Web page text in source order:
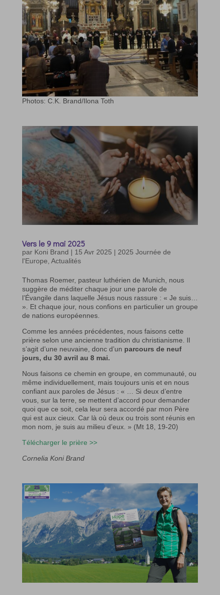
Photos: C.K. Brand/Ilona Toth
Vers le 9 mai 2025
par Koni Brand | 15 Avr 2025 | 2025 Journée de
l'Europe, Actualités
Thomas Roemer, pasteur luthérien de Munich, nous
suggère de méditer chaque jour une parole de
l’Évangile dans laquelle Jésus nous rassure : « Je suis…
». Et chaque jour, nous confions en particulier un groupe
de nations européennes.
Comme les années précédentes, nous faisons cette
prière selon une ancienne tradition du christianisme. Il
s’agit d’une neuvaine, donc d’un parcours de neuf
jours, du 30 avril au 8 mai.
Nous faisons ce chemin en groupe, en communauté, ou
même individuellement, mais toujours unis et en nous
confiant aux paroles de Jésus : « … Si deux d’entre
vous, sur la terre, se mettent d’accord pour demander
quoi que ce soit, cela leur sera accordé par mon Père
qui est aux cieux. Car là où deux ou trois sont réunis en
mon nom, je suis au milieu d’eux. » (Mt 18, 19-20)
Télécharger le prière >>
Cornelia Koni Brand